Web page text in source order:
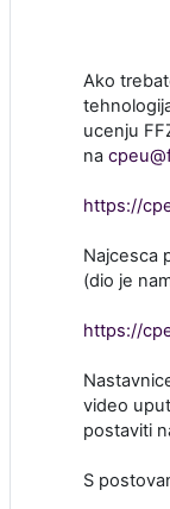
Ako
ucenju
na
https://
Najcesca
(dio je
https://
video
postaviti
S